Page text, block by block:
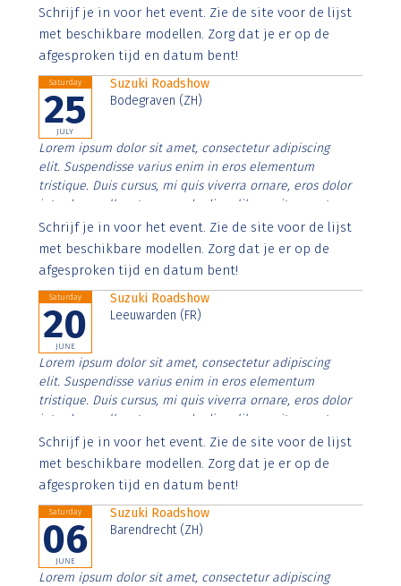
Aenean faucibus nibh et justo cursus id rutrum lorem
imperdiet. Nunc ut sem vitae risus tristique posuere.
Schrijf je in voor het event. Zie de site voor de lijst
met beschikbare modellen. Zorg dat je er op de
afgesproken tijd en datum bent!
Saturday
25
JULY
Suzuki Roadshow
Bodegraven (ZH)
Lorem ipsum dolor sit amet, consectetur adipiscing
elit. Suspendisse varius enim in eros elementum
tristique. Duis cursus, mi quis viverra ornare, eros dolor
interdum nulla, ut commodo diam libero vitae erat.
Aenean faucibus nibh et justo cursus id rutrum lorem
imperdiet. Nunc ut sem vitae risus tristique posuere.
Schrijf je in voor het event. Zie de site voor de lijst
met beschikbare modellen. Zorg dat je er op de
afgesproken tijd en datum bent!
Saturday
20
JUNE
Suzuki Roadshow
Leeuwarden (FR)
Lorem ipsum dolor sit amet, consectetur adipiscing
elit. Suspendisse varius enim in eros elementum
tristique. Duis cursus, mi quis viverra ornare, eros dolor
interdum nulla, ut commodo diam libero vitae erat.
Aenean faucibus nibh et justo cursus id rutrum lorem
imperdiet. Nunc ut sem vitae risus tristique posuere.
Schrijf je in voor het event. Zie de site voor de lijst
met beschikbare modellen. Zorg dat je er op de
afgesproken tijd en datum bent!
Saturday
06
JUNE
Suzuki Roadshow
Barendrecht (ZH)
Lorem ipsum dolor sit amet, consectetur adipiscing